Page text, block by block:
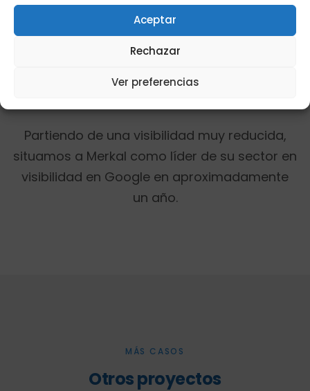
Aceptar
Rechazar
Ver preferencias
Partiendo de una visibilidad muy reducida,
situamos a Merkal como líder de su sector en
visibilidad en Google en aproximadamente
un año.
MÁS CASOS
Otros proyectos